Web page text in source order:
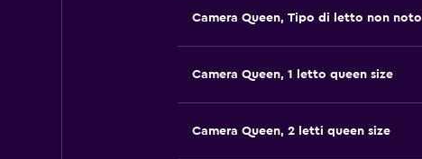
Camera Queen, Tipo di letto non noto
Camera Queen, 1 letto queen size
Camera Queen, 2 letti queen size